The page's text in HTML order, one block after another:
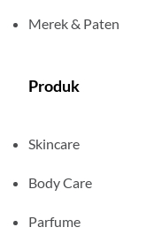
Merek & Paten
Produk
Skincare
Body Care
Parfume